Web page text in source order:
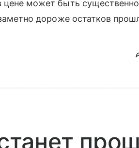
может быть
дороже остатков